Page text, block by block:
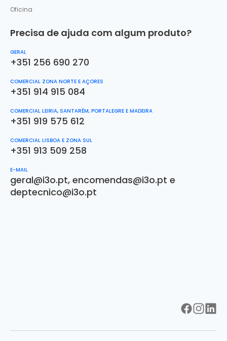
Oficina
Precisa de ajuda com algum produto?
GERAL
+351 256 690 270
COMERCIAL ZONA NORTE E AÇORES
+351 914 915 084
COMERCIAL LEIRIA, SANTARÉM, PORTALEGRE E MADEIRA
+351 919 575 612
COMERCIAL LISBOA E ZONA SUL
+351 913 509 258
E-MAIL
geral@i3o.pt,encomendas@i3o.pt e
deptecnico@i3o.pt